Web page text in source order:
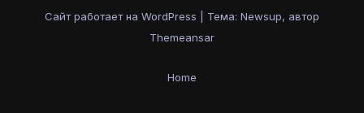
Сайт работает на WordPress
Тема: Newsup, автор
Themeansar
Home